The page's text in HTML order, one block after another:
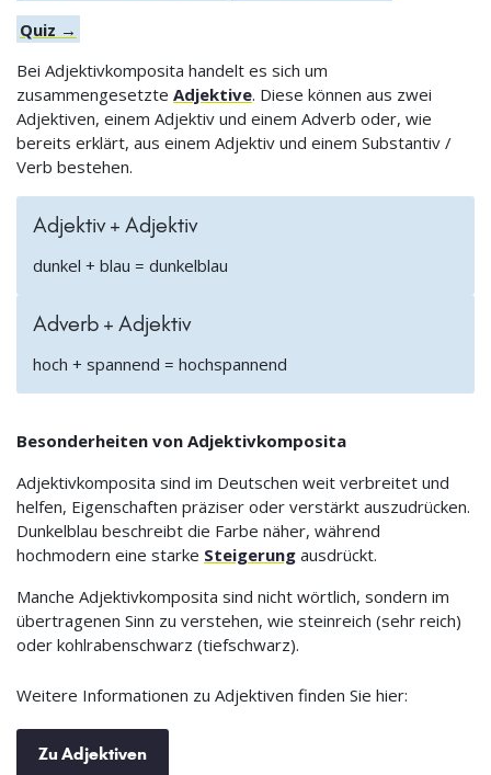
Quiz →
Bei Adjektivkomposita handelt es sich um
zusammengesetzte Adjektive. Diese können aus zwei
Adjektiven, einem Adjektiv und einem Adverb oder, wie
bereits erklärt, aus einem Adjektiv und einem Substantiv /
Verb bestehen.
Adjektiv + Adjektiv
dunkel + blau = dunkelblau
Adverb + Adjektiv
hoch + spannend = hochspannend
Besonderheiten von Adjektivkomposita
Adjektivkomposita sind im Deutschen weit verbreitet und
helfen, Eigenschaften präziser oder verstärkt auszudrücken.
Dunkelblau beschreibt die Farbe näher, während
hochmodern eine starke Steigerung ausdrückt.
Manche Adjektivkomposita sind nicht wörtlich, sondern im
übertragenen Sinn zu verstehen, wie steinreich (sehr reich)
oder kohlrabenschwarz (tiefschwarz).
Weitere Informationen zu Adjektiven finden Sie hier:
Zu Adjektiven